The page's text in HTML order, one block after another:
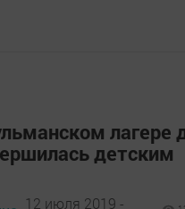
лагере
детским
12 июля 2019 -